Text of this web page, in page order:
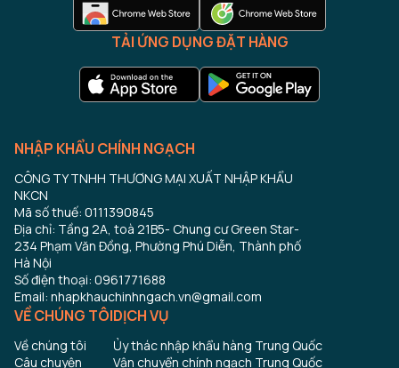
TẢI ỨNG DỤNG ĐẶT HÀNG
NHẬP KHẨU CHÍNH NGẠCH
CÔNG TY TNHH THƯƠNG MẠI XUẤT NHẬP KHẨU
NKCN
Mã số thuế: 0111390845
Địa chỉ: Tầng 2A, toà 21B5- Chung cư Green Star-
234 Phạm Văn Đồng, Phường Phú Diễn, Thành phố
Hà Nội
Số điện thoại: 0961771688
Email: nhapkhauchinhngach.vn@gmail.com
VỀ CHÚNG TÔI
Về chúng tôi
Câu chuyện
DỊCH VỤ
Ủy thác nhập khẩu hàng Trung Quốc
Vận chuyển chính ngạch Trung Quốc